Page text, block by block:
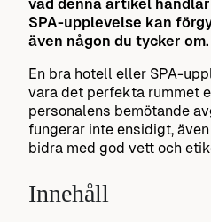
vad denna artikel
SPA-upplevelse kan
även någon du tycker om.
En bra hotell eller SPA-
vara det perfekta rummet
personalens bemötande
fungerar inte ensidigt,
bidra med god vett och
Innehåll